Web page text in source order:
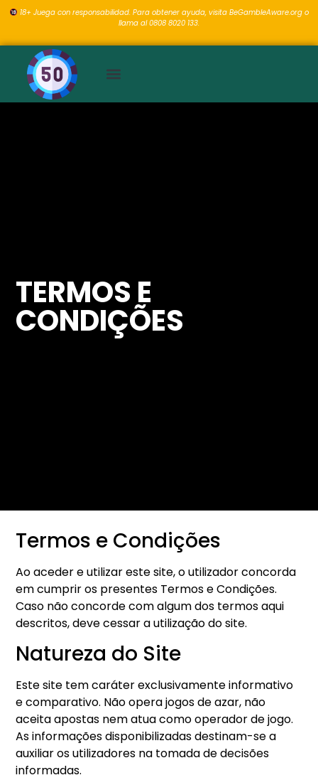
18+ Juega con responsabilidad. Para obtener ayuda, visita BeGambleAware.org o
llama al 0808 8020 133.
TERMOS E
CONDIÇÕES
Termos e Condições
Ao aceder e utilizar este site, o utilizador concorda
em cumprir os presentes Termos e Condições.
Caso não concorde com algum dos termos aqui
descritos, deve cessar a utilização do site.
Natureza do Site
Este site tem caráter exclusivamente informativo
e comparativo. Não opera jogos de azar, não
aceita apostas nem atua como operador de jogo.
As informações disponibilizadas destinam-se a
auxiliar os utilizadores na tomada de decisões
informadas.